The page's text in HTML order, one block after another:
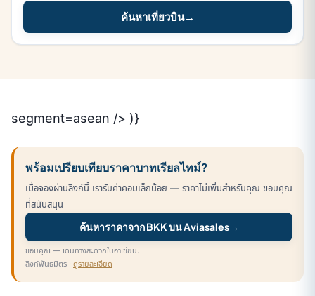
ค้นหาเที่ยวบิน→
segment=asean /> )}
พร้อมเปรียบเทียบราคาบาทเรียลไทม์?
เมื่อจองผ่านลิงก์นี้ เรารับค่าคอมเล็กน้อย — ราคาไม่เพิ่มสำหรับคุณ ขอบคุณ
ที่สนับสนุน
ค้นหาราคาจาก BKK บน Aviasales→
ขอบคุณ — เดินทางสะดวกในอาเซียน.
ลิงก์พันธมิตร · ดูรายละเอียด